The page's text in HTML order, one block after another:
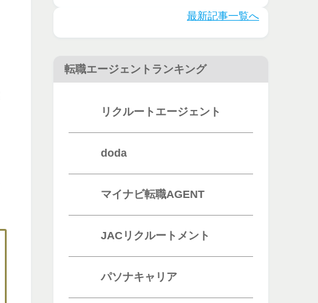
口コミを徹底
最新記事一覧へ
転職エージェントランキング
リクルートエージェント
doda
マイナビ転職AGENT
JACリクルートメント
パソナキャリア